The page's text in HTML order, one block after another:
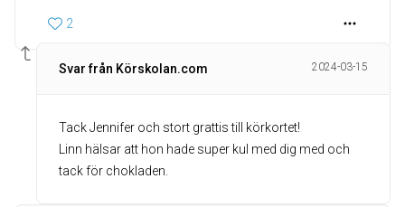
2
Svar från Körskolan.com 2024-03-15
Tack Jennifer och stort grattis till körkortet!
Linn hälsar att hon hade super kul med dig med och
tack för chokladen.